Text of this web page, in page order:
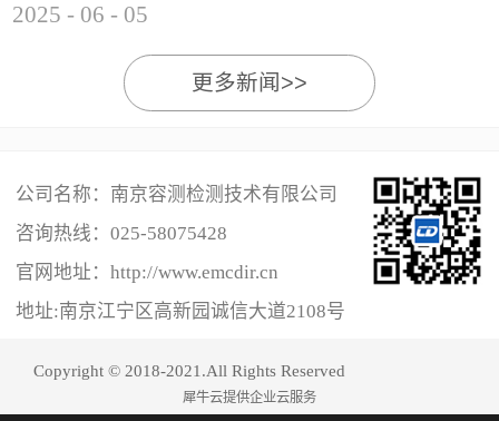
2025 - 06 - 05
更多新闻>>
公司名称：南京容测检测技术有限公司
咨询热线： 025-58075428
官网地址：http://www.emcdir.cn
地址:南京江宁区高新园诚信大道2108号
Copyright © 2018-2021.All Rights Reserved
犀牛云提供企业云服务